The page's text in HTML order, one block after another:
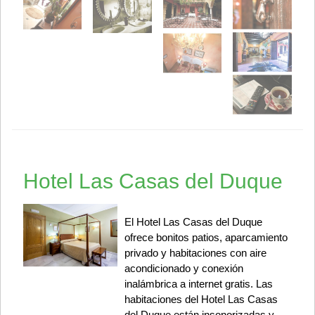
Hotel Las Casas del Duque
El Hotel Las Casas del Duque
ofrece bonitos patios, aparcamiento
privado y habitaciones con aire
acondicionado y conexión
inalámbrica a internet gratis. Las
habitaciones del Hotel Las Casas